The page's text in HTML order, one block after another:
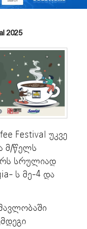
2025
Festival უკვე
მ/წელს
სრულიად
ს მე-4 და